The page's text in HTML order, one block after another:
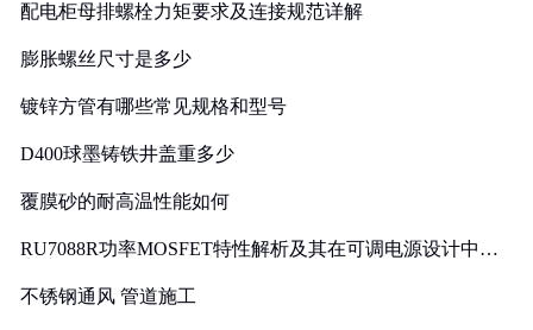
配电柜母排螺栓力矩要求及连接规范详解
膨胀螺丝尺寸是多少
镀锌方管有哪些常见规格和型号
D400球墨铸铁井盖重多少
覆膜砂的耐高温性能如何
RU7088R功率MOSFET特性解析及其在可调电源设计中的
不锈钢通风 管道施工